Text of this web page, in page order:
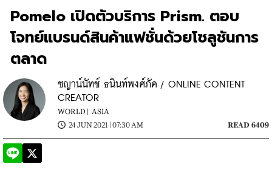
Pomelo เปิดตัวบริการ Prism. ตอบ
โจทย์แบรนด์สินค้าแฟชั่นด้วยโซลูชันการ
ตลาด
ชญาน์นัทช์ ธนินท์พงศ์ภัค / ONLINE CONTENT
CREATOR
WORLD | ASIA
24 JUN 2021 | 07:30 AM
READ 6409